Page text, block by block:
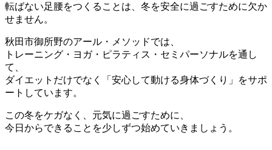
転ばない足腰をつくることは、冬を安全に過ごすために欠か
せません。
秋田市御所野のアール・メソッドでは、
トレーニング・ヨガ・ピラティス・セミパーソナルを通し
て、
ダイエットだけでなく「安心して動ける身体づくり」をサポ
ートしています。
この冬をケガなく、元気に過ごすために、
今日からできることを少しずつ始めていきましょう。